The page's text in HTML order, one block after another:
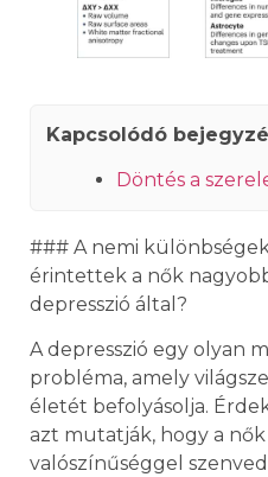
Kapcsolódó
Döntés a
### A nemi
érintettek a nők
depresszió által?
A depresszió egy olyan
probléma, amely
életét befolyásolja.
azt mutatják, hogy a
valószínűséggel